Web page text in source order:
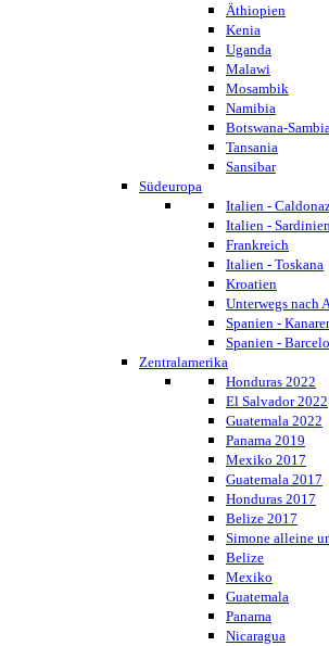
Äthiopien
Kenia
Uganda
Malawi
Mosambik
Namibia
Botswana-
Tansania
Sansibar
Südeuropa
Italien -
Italien -
Frankreich
Italien - Toskana
Kroatien
Unterwegs nach
Spanien -
Spanien -
Zentralamerika
Honduras 2022
El Salvador 2022
Guatemala 2022
Panama 2019
Mexiko 2017
Guatemala 2017
Honduras 2017
Belize 2017
Simone alleine
Belize
Mexiko
Guatemala
Panama
Nicaragua